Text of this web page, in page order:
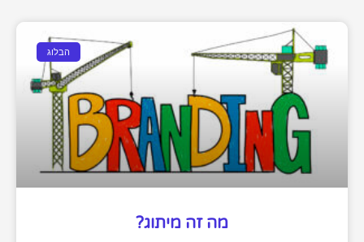
הבלוג
מה זה מיתוג?